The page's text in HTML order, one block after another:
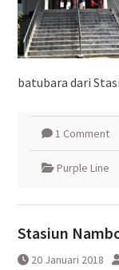
batubara dari
1 Comment
Purple Line
Stasiun
20 Januari 2018